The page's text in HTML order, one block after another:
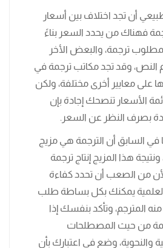
أن تجد اختلاف بين أسعار
فهناك من يحدد السعر بناءً
ترجمة، والبعض الأخر
النص، وقد تجد مكاتب ترجمة في
على معايير أخرى مختلفة، ولكن
الأسعار تنصحك إجادة بإن
بصرف النظر عن السعر.
في السابق أن الترجمة هي مزيج
هذا المزيج إنتاج ترجمة
من الصعب أن تحدد كفاءة
العلمية يمكنك بكل بساطة طلب
المترجم، وتأكد بنفسك إذا
من حيث المصطلحات
والنحوية، وضع في اعتبارك بأن